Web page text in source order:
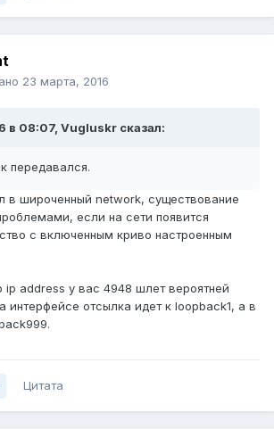
23 марта, 2016
в 08:07, Vugluskr сказал:
передавался.
в широченный network, существование
если на сети появится
с включенным криво настроенным
address у вас 4948 шлет вероятней
интерфейсе отсылка идет к loopback1, а в
Цитата